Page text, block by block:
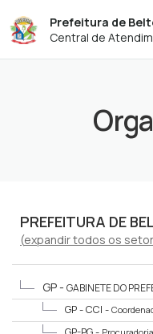
Prefeitura de
Central de
PREFEITURA DE
(expandirtodos os
GP - GABINETE DO
GP - CCI -